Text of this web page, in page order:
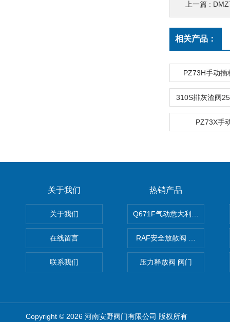
上一篇 :
相关产品：
PZ73H手动插
PZ73X手
关于我们
关于我们
在线留言
联系我们
热销产品
Q671F气动意大利式薄型球阀
RAF安全放散阀 阀生产
压力释放阀 阀门
Copyright © 2026 河南安野阀门有限公司 版权所有